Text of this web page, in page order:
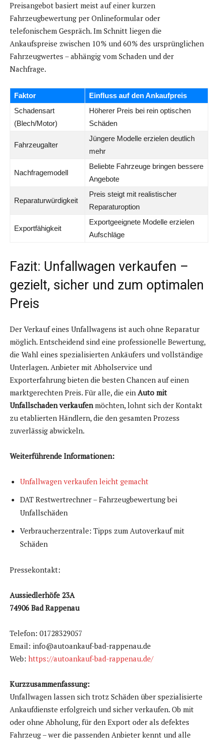
Preisangebot basiert meist auf einer kurzen
Fahrzeugbewertung per Onlineformular oder
telefonischem Gespräch. Im Schnitt liegen die
Ankaufspreise zwischen 10 % und 60 % des ursprünglichen
Fahrzeugwertes – abhängig vom Schaden und der
Nachfrage.
Faktor
Einfluss auf den Ankaufpreis
Schadensart
(Blech/Motor)
Höherer Preis bei rein optischen
Schäden
Fahrzeugalter
Jüngere Modelle erzielen deutlich
mehr
Nachfragemodell
Beliebte Fahrzeuge bringen bessere
Angebote
Reparaturwürdigkeit
Preis steigt mit realistischer
Reparaturoption
Exportfähigkeit
Exportgeeignete Modelle erzielen
Aufschläge
Fazit: Unfallwagen verkaufen –
gezielt, sicher und zum optimalen
Preis
Der Verkauf eines Unfallwagens ist auch ohne Reparatur
möglich. Entscheidend sind eine professionelle Bewertung,
die Wahl eines spezialisierten Ankäufers und vollständige
Unterlagen. Anbieter mit Abholservice und
Exporterfahrung bieten die besten Chancen auf einen
marktgerechten Preis. Für alle, die ein Auto mit
Unfallschaden verkaufenmöchten, lohnt sich der Kontakt
zu etablierten Händlern, die den gesamten Prozess
zuverlässig abwickeln.
Weiterführende Informationen:
Unfallwagen verkaufen leicht gemacht
DAT Restwertrechner – Fahrzeugbewertung bei
Unfallschäden
Verbraucherzentrale: Tipps zum Autoverkauf mit
Schäden
Pressekontakt:
Aussiedlerhöfe 23A
74906 Bad Rappenau
Telefon: 01728329057
Email: info@autoankauf-bad-rappenau.de
Web: https://autoankauf-bad-rappenau.de/
Kurzzusammenfassung:
Unfallwagen lassen sich trotz Schäden über spezialisierte
Ankaufdienste erfolgreich und sicher verkaufen. Ob mit
oder ohne Abholung, für den Export oder als defektes
Fahrzeug – wer die passenden Anbieter kennt und alle